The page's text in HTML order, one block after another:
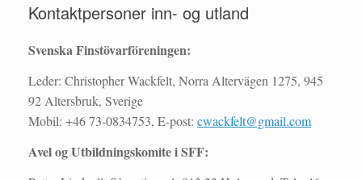
Kontaktpersoner inn- og utland
Svenska Finstövarföreningen:
Leder: Christopher Wackfelt, Norra Altervägen 1275, 945
92 Altersbruk, Sverige
Mobil: +46 73-0834753, E-post: cwackfelt@gmail.com
Avel og Utbildningskomite i SFF: